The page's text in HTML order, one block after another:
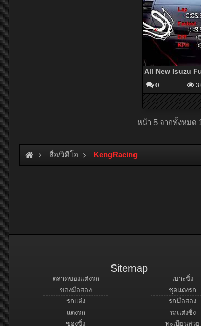
0
หน้า 5 จากทั้งหมด
สื่อ/วิดีโอ KengRacing
Sitemap
ตลาดของแต่งรถ
ของมือสอง
รถแต่ง
แต่งรถ
ของซิ่ง
เบาะซิ่ง
ชุดแต่งรถ
รถมือสอง
รถแต่งซิ่ง
ทะเบียนสวย